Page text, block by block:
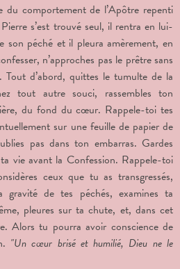
du comportement de l’Apôtre repenti
s’est trouvé seul, il rentra en lui-
son péché et il pleura amèrement, en
n’approches pas le prêtre sans
Tout d’abord, quittes le tumulte de la
tout autre souci, rassembles ton
du fond du cœur. Rappele-toi tes
sur une feuille de papier de
pas dans ton embarras. Gardes
vie avant la Confession. Rappele-toi
ceux que tu as transgressés,
de tes péchés, examines ta
pleures sur ta chute, et, dans cet
Alors tu pourra avoir conscience de
"Un cœur brisé et humilié, Dieu ne le